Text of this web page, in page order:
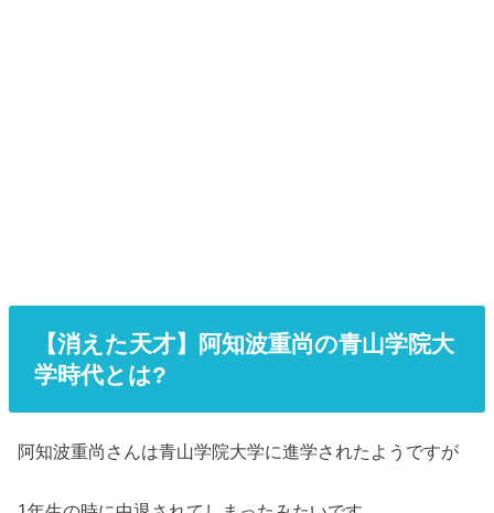
【消えた天才】阿知波重尚の青山学院大
学時代とは?
阿知波重尚さんは青山学院大学に進学されたようですが